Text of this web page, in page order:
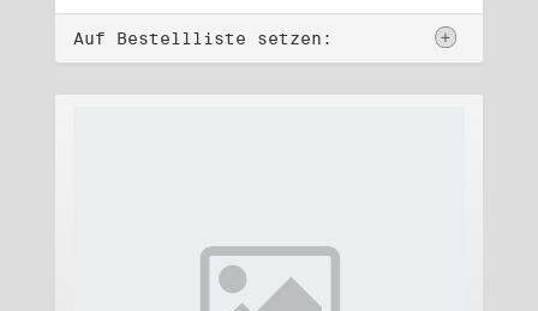
Auf Bestellliste setzen: